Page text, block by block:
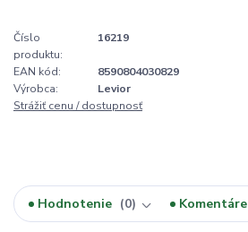
Číslo
produktu:
16219
EAN kód:
8590804030829
Výrobca:
Levior
Strážiť cenu / dostupnosť
Hodnotenie 0 Komentáre